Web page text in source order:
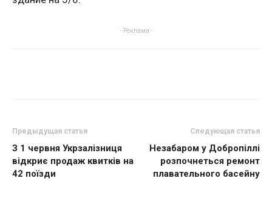
- Реклама -
Предыдущая статья
З 1 червня Укрзалізниця
відкриє продаж квитків на
42 поїзди
Следующая статья
Незабаром у Добропіллі
розпочнеться ремонт
плавательного басейну